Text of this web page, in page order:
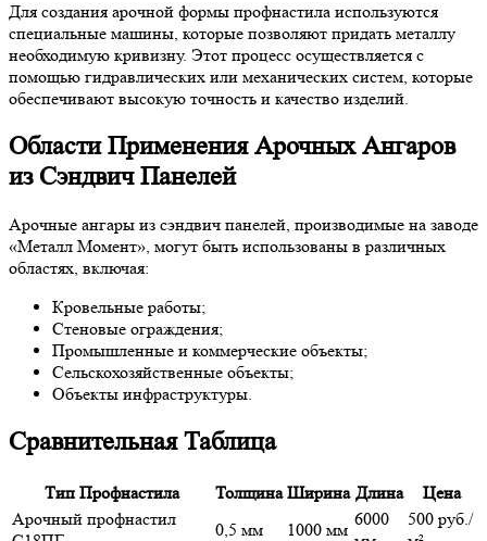
Для создания арочной формы профнастила используются
специальные машины, которые позволяют придать металлу
необходимую кривизну. Этот процесс осуществляется с
помощью гидравлических или механических систем, которые
обеспечивают высокую точность и качество изделий.
Области Применения Арочных Ангаров
из Сэндвич Панелей
Арочные ангары из сэндвич панелей, производимые на заводе
«Металл Момент», могут быть использованы в различных
областях, включая:
Кровельные работы;
Стеновые ограждения;
Промышленные и коммерческие объекты;
Сельскохозяйственные объекты;
Объекты инфраструктуры.
Сравнительная Таблица
Тип Профнастила Толщина Ширина Длина
Цена
Арочный профнастил
0,5 мм 1000 мм
6000
500 руб./